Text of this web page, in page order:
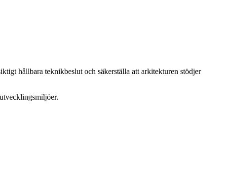
hållbara teknikbeslut och säkerställa att arkitekturen stödjer